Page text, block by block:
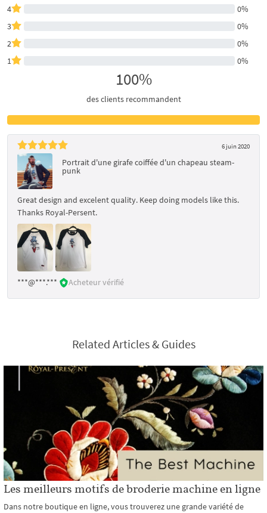
4
0%
3
0%
2
0%
1
0%
100%
des clients recommandent
6 juin 2020
Portrait d'une girafe coiffée d'un chapeau steam-
punk
Great design and excelent quality. Keep doing models like this.
Thanks Royal-Persent.
***@***.*** Acheteur vérifié
Related Articles & Guides
Les meilleurs motifs de broderie machine en ligne
Dans notre boutique en ligne, vous trouverez une grande variété de